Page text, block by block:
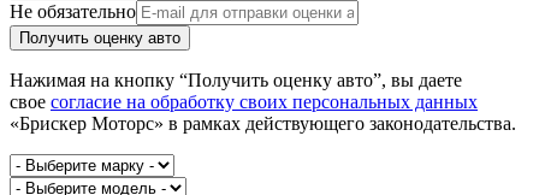
Не обязательно
Получить оценку авто
Нажимая на кнопку “Получить оценку авто”, вы даете
свое согласие на обработку своих персональных данных
«Брискер Моторс» в рамках действующего законодательства.